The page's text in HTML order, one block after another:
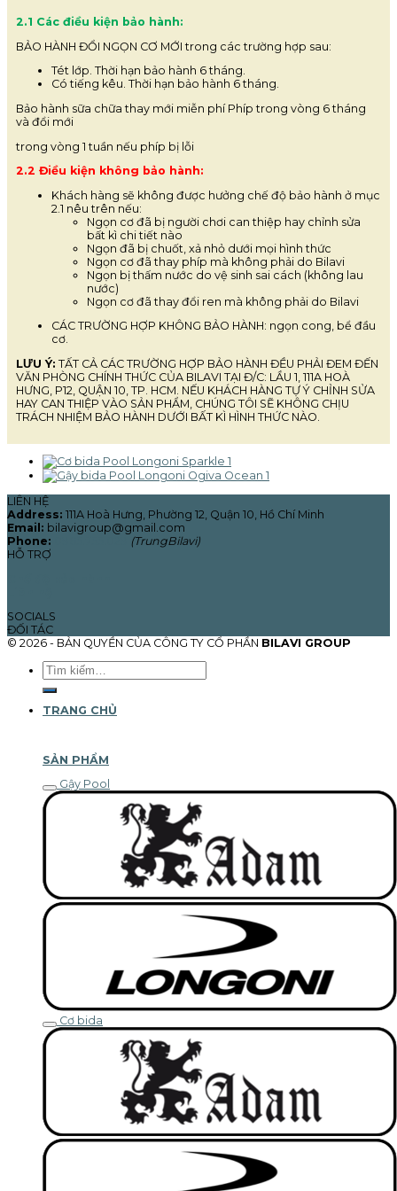
2.1 Các điều kiện bảo hành:
BẢO HÀNH ĐỔI NGỌN CƠ MỚI trong các trường hợp sau:
Tét lớp. Thời hạn bảo hành 6 tháng.
Có tiếng kêu. Thời hạn bảo hành 6 tháng.
Bảo hành sữa chữa thay mới miễn phí Phíp trong vòng 6 tháng
và đổi mới
trong vòng 1 tuần nếu phíp bị lỗi
2.2 Điều kiện không bảo hành:
Khách hàng sẽ không được hưởng chế độ bảo hành ở mục
2.1 nêu trên nếu:
Ngọn cơ đã bị người chơi can thiệp hay chỉnh sửa
bất kì chi tiết nào
Ngọn đã bị chuốt, xả nhỏ dưới mọi hình thức
Ngọn cơ đã thay phíp mà không phải do Bilavi
Ngọn bị thấm nước do vệ sinh sai cách (không lau
nước)
Ngọn cơ đã thay đổi ren mà không phải do Bilavi
CÁC TRƯỜNG HỢP KHÔNG BẢO HÀNH: ngọn cong, bể đầu
cơ.
LƯU Ý: TẤT CẢ CÁC TRƯỜNG HỢP BẢO HÀNH ĐỀU PHẢI ĐEM ĐẾN
VĂN PHÒNG CHÍNH THỨC CỦA BILAVI TẠI Đ/C: LẦU 1, 111A HOÀ
HƯNG, P12, QUẬN 10, TP. HCM. NẾU KHÁCH HÀNG TỰ Ý CHỈNH SỬA
HAY CAN THIỆP VÀO SẢN PHẨM, CHÚNG TÔI SẼ KHÔNG CHỊU
TRÁCH NHIỆM BẢO HÀNH DƯỚI BẤT KÌ HÌNH THỨC NÀO.
LIÊN HỆ
Address: 111A Hoà Hưng, Phường 12, Quận 10, Hồ Chí Minh
Email: bilavigroup@gmail.com
Phone:
(TrungBilavi)
HỖ TRỢ
SOCIALS
ĐỐI TÁC
© 2026 - BẢN QUYỀN CỦA CÔNG TY CỔ PHẦN BILAVI GROUP
Tìm
kiếm:
TRANG CHỦ
SẢN PHẨM
Gậy Pool
Cơ bida